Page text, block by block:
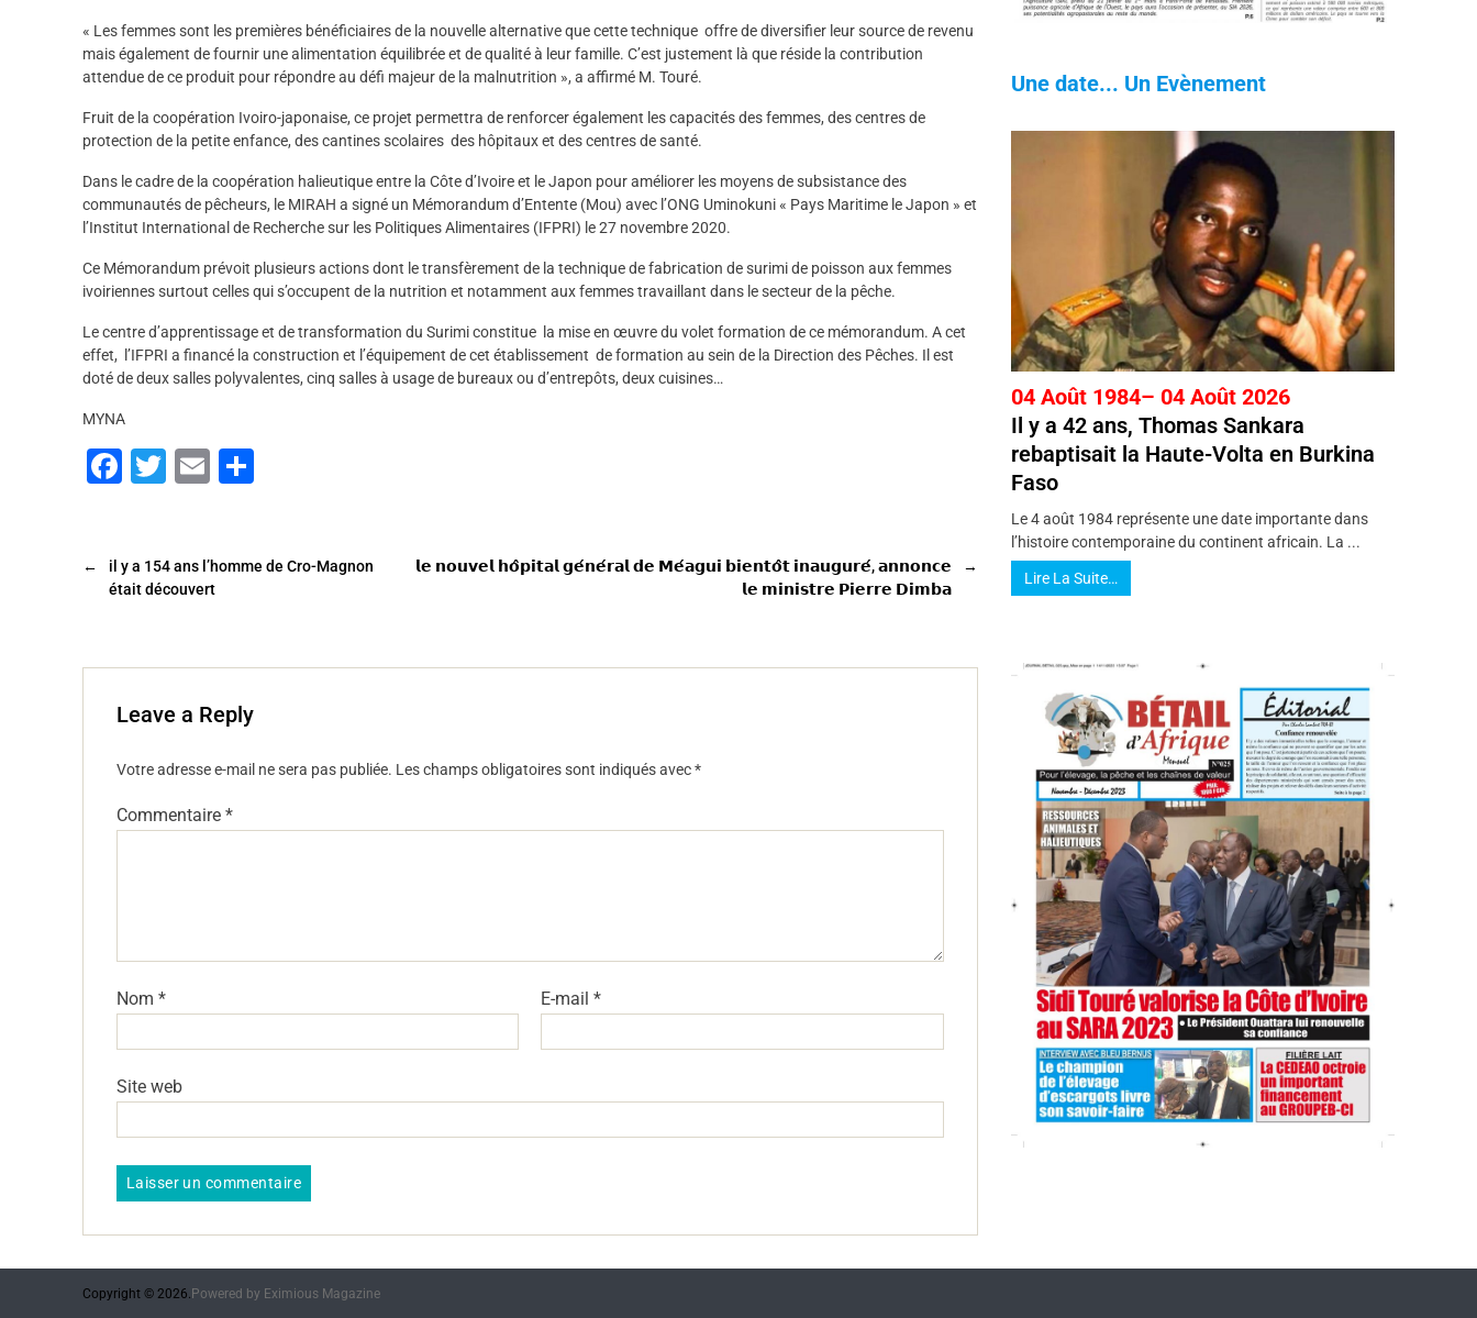
« Les femmes sont les premières bénéficiaires de la nouvelle alternative que cette technique offre de diversifier leur source de revenu
mais également de fournir une alimentation équilibrée et de qualité à leur famille. C’est justement là que réside la contribution
attendue de ce produit pour répondre au défi majeur de la malnutrition », a affirmé M. Touré.
Fruit de la coopération Ivoiro-japonaise, ce projet permettra de renforcer également les capacités des femmes, des centres de
protection de la petite enfance, des cantines scolaires des hôpitaux et des centres de santé.
Dans le cadre de la coopération halieutique entre la Côte d’Ivoire et le Japon pour améliorer les moyens de subsistance des
communautés de pêcheurs, le MIRAH a signé un Mémorandum d’Entente (Mou) avec l’ONG Uminokuni « Pays Maritime le Japon » et
l’Institut International de Recherche sur les Politiques Alimentaires (IFPRI) le 27 novembre 2020.
Ce Mémorandum prévoit plusieurs actions dont le transfèrement de la technique de fabrication de surimi de poisson aux femmes
ivoiriennes surtout celles qui s’occupent de la nutrition et notamment aux femmes travaillant dans le secteur de la pêche.
Le centre d’apprentissage et de transformation du Surimi constitue la mise en œuvre du volet formation de ce mémorandum. A cet
effet, l’IFPRI a financé la construction et l’équipement de cet établissement de formation au sein de la Direction des Pêches. Il est
doté de deux salles polyvalentes, cinq salles à usage de bureaux ou d’entrepôts, deux cuisines…
MYNA
F
e
b
o
k
T
er
E
l
g
←
il y a 154 ans l’homme de Cro-Magnon
était découvert
→
𝗹𝗲 𝗻𝗼𝘂𝘃𝗲𝗹 𝗵𝗼̂𝗽𝗶𝘁𝗮𝗹 𝗴𝗲́𝗻𝗲́𝗿𝗮𝗹 𝗱𝗲 𝗠𝗲́𝗮𝗴𝘂𝗶 𝗯𝗶𝗲𝗻𝘁𝗼̂𝘁 𝗶𝗻𝗮𝘂𝗴𝘂𝗿𝗲́, 𝗮𝗻𝗻𝗼𝗻𝗰𝗲
𝗹𝗲 𝗺𝗶𝗻𝗶𝘀𝘁𝗿𝗲 𝗣𝗶𝗲𝗿𝗿𝗲 𝗗𝗶𝗺𝗯𝗮
Leave a Reply
Votre adresse e-mail ne sera pas publiée. Les champs obligatoires sont indiqués avec*
Commentaire *
Nom * E-mail*
Site web
Une date... Un Evènement
04 Août 1984– 04 Août 2026
Il y a 42 ans, Thomas Sankara
rebaptisait la Haute-Volta en Burkina
Faso
Le 4 août 1984 représente une date importante dans
l’histoire contemporaine du continent africain. La ...
Lire La Suite…
Copyright © 2026. Powered by Eximious Magazine